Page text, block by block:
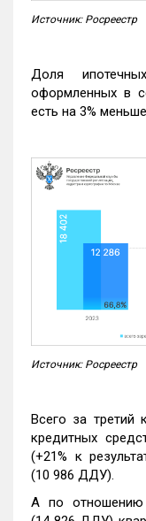
Источник: Росреестр
Доля
оформленных в
есть на 3%
Источник: Росреестр
Всего за третий
кредитных
(+21% к
(10 986 ДДУ).
А по